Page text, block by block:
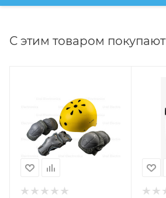
С этим товаром покупают